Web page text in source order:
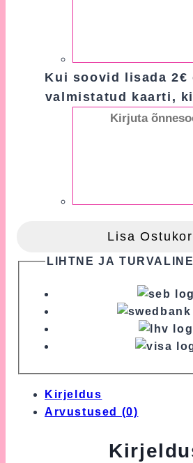
Kui soovid lisada 2€
valmistatud kaarti,
Lisa
LIHTNE JA
Kirjeldus
Arvustused (0)